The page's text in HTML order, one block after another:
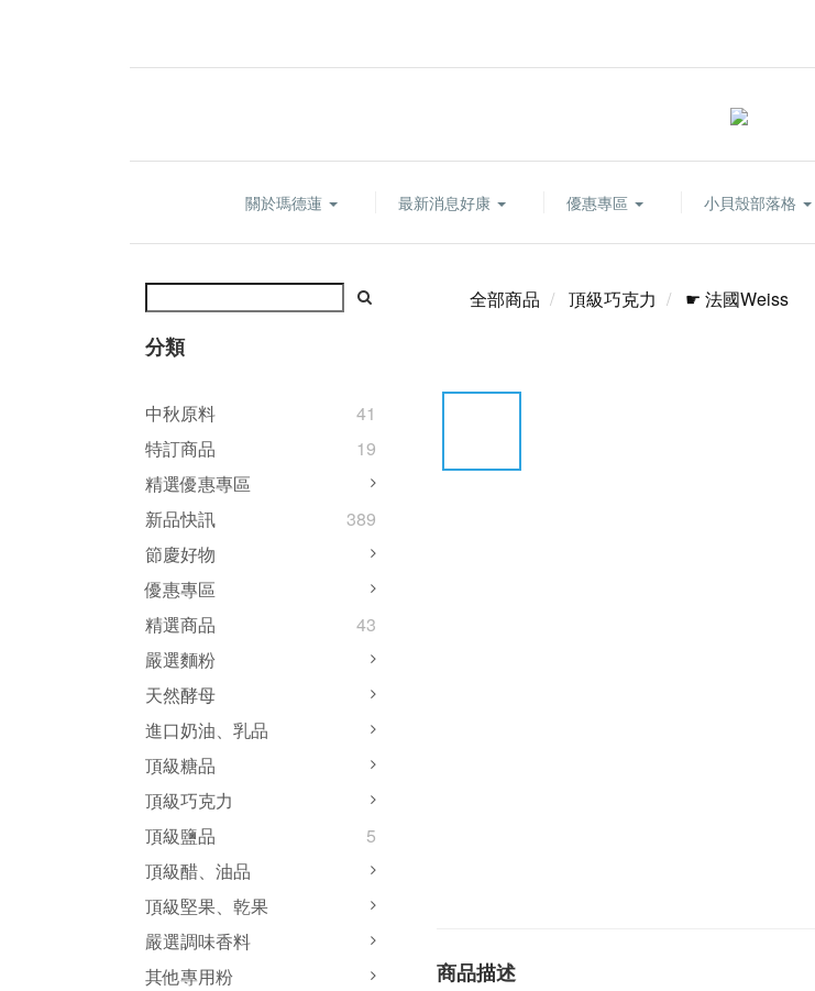
關於瑪德蓮 最新消息好康 優惠專區 小貝殼部落格
分類
中秋原料
41
特訂商品
19
精選優惠專區
新品快訊
389
節慶好物
優惠專區
精選商品
43
嚴選麵粉
天然酵母
進口奶油、乳品
頂級糖品
頂級巧克力
頂級鹽品
5
頂級醋、油品
頂級堅果、乾果
嚴選調味香料
其他專用粉
全部商品 頂級巧克力 ☛ 法國Weiss
商品描述